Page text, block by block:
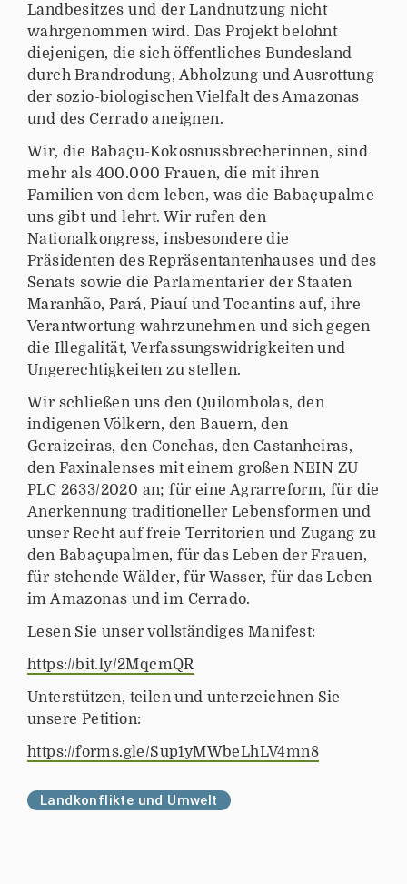
Landbesitzes und der Landnutzung nicht
wahrgenommen wird. Das Projekt belohnt
diejenigen, die sich öffentliches Bundesland
durch Brandrodung, Abholzung und Ausrottung
der sozio-biologischen Vielfalt des Amazonas
und des Cerrado aneignen.
Wir, die Babaçu-Kokosnussbrecherinnen, sind
mehr als 400.000 Frauen, die mit ihren
Familien von dem leben, was die Babaçupalme
uns gibt und lehrt. Wir rufen den
Nationalkongress, insbesondere die
Präsidenten des Repräsentantenhauses und des
Senats sowie die Parlamentarier der Staaten
Maranhão, Pará, Piauí und Tocantins auf, ihre
Verantwortung wahrzunehmen und sich gegen
die Illegalität, Verfassungswidrigkeiten und
Ungerechtigkeiten zu stellen.
Wir schließen uns den Quilombolas, den
indigenen Völkern, den Bauern, den
Geraizeiras, den Conchas, den Castanheiras,
den Faxinalenses mit einem großen NEIN ZU
PLC 2633/2020 an; für eine Agrarreform, für die
Anerkennung traditioneller Lebensformen und
unser Recht auf freie Territorien und Zugang zu
den Babaçupalmen, für das Leben der Frauen,
für stehende Wälder, für Wasser, für das Leben
im Amazonas und im Cerrado.
Lesen Sie unser vollständiges Manifest:
https://bit.ly/2MqcmQR
Unterstützen, teilen und unterzeichnen Sie
unsere Petition:
https://forms.gle/Sup1yMWbeLhLV4mn8
Landkonflikte und Umwelt